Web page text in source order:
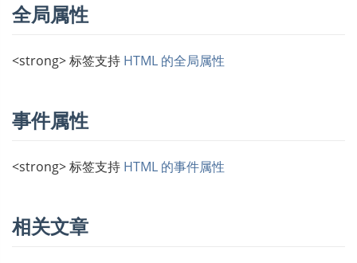
全局属性
<strong> 标签支持 HTML 的全局属性
事件属性
<strong> 标签支持 HTML 的事件属性
相关文章